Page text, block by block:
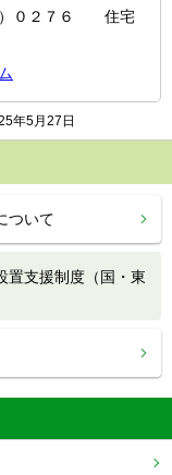
）０２７６ 住宅
年5月27日
ついて
置支援制度（国・東